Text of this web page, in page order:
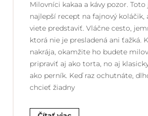
Milovníci kakaa a kávy pozor. Toto
najlepší recept na fajnový koláčik,
viete predstaviť. Vláčne cesto,
ktorá nie je presladená ani ťažká.
nakrája, okamžite ho budete
pripraviť aj ako torta, no aj
ako perník. Keď raz ochutnáte,
chcieť žiadny